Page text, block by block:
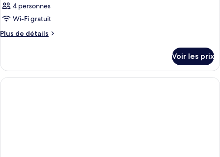
4 personnes
Wi-Fi gratuit
Plus de détails
Plus
le
type
de
Voir les prix